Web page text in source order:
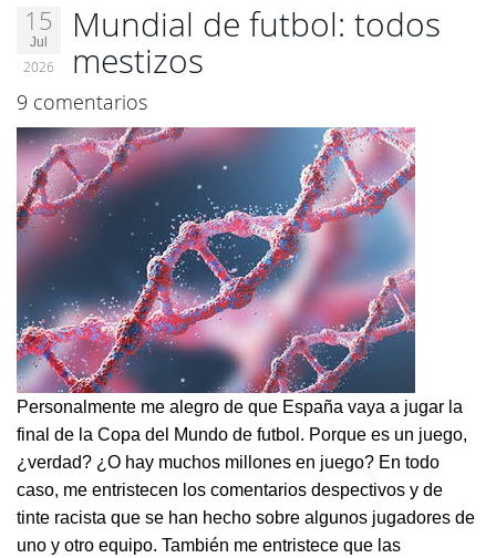
15
Jul
2026
Mundial de futbol: todos
mestizos
9 comentarios
Personalmente me alegro de que España vaya a jugar la
final de la Copa del Mundo de futbol. Porque es un juego,
¿verdad? ¿O hay muchos millones en juego? En todo
caso, me entristecen los comentarios despectivos y de
tinte racista que se han hecho sobre algunos jugadores de
uno y otro equipo. También me entristece que las